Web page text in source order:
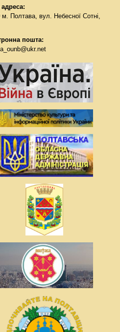
м. Полтава, вул. Небесної Сотні,
пошта: